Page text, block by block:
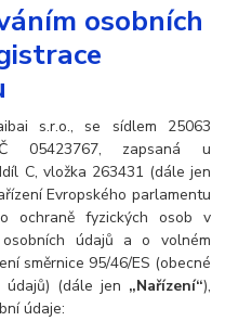
osobních
s.r.o., se sídlem 25063
05423767, zapsaná u
C, vložka 263431 (dále jen
Evropského parlamentu
ochraně fyzických osob v
údajů a o volném
směrnice 95/46/ES (obecné
údajů) (dále jen „Nařízení“),
údaje: